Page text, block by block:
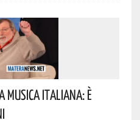
Musica Italiana: È